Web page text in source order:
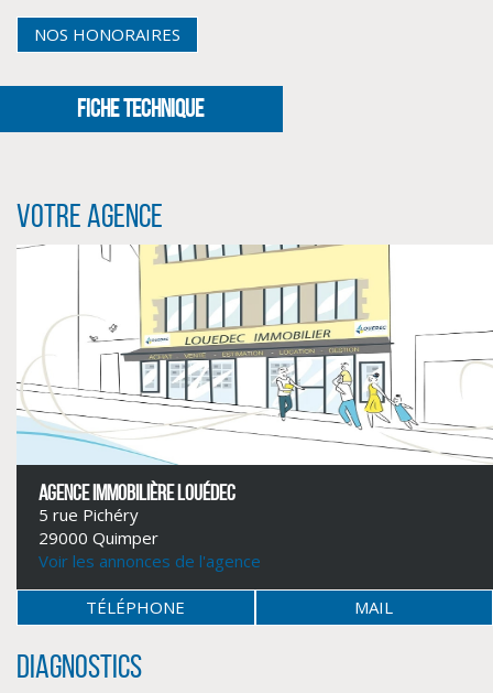
CLIQUER ICI POUR AGRANDIR
NOS HONORAIRES
FICHE TECHNIQUE
Votre agence
AGENCE IMMOBILIÈRE LOUÉDEC
5 rue Pichéry
29000 Quimper
Voir les annonces de l'agence
TÉLÉPHONE MAIL
Diagnostics